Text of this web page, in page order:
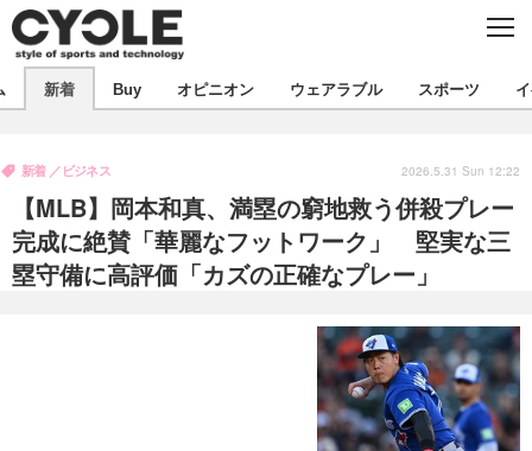
C
E
製品/用品
衣類
飲食
バックナンバー
コラム
インプレ
ボイス
デバイス
ビジネス
国内
海外
スポーツ
短信
まとめ
写真
イベント
スポーツ
文化
出版／映画
ファッション
政治
新着 Buy オピニオン ウェアラブル スポーツ
【MLB】岡本和真、満塁の窮地救う併殺プレー
完成に絶賛「華麗なフットワーク」 堅実な三
塁守備に高評価「カズの正確なプレー」
新着 ビジネス 2026.5.31 Sun 12:22